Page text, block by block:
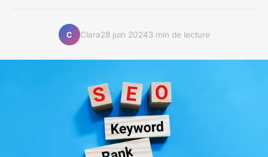
C Clara28 juin 20243 min de lecture